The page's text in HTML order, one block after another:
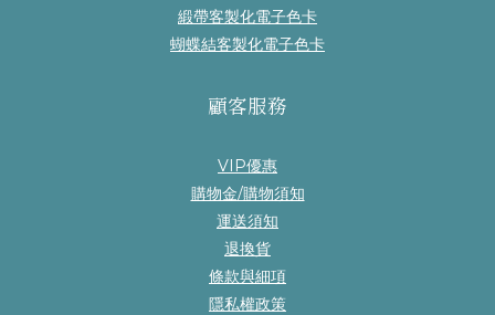
緞帶客製化電子色卡
蝴蝶結客製化電子色卡
顧客服務
VIP優惠
購物金/購物須知
運送須知
退換貨
條款與細項
隱私權政策